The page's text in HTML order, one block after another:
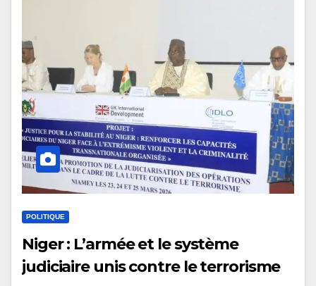
POLITIQUE
Niger : L’armée et le système
judiciaire unis contre le terrorisme